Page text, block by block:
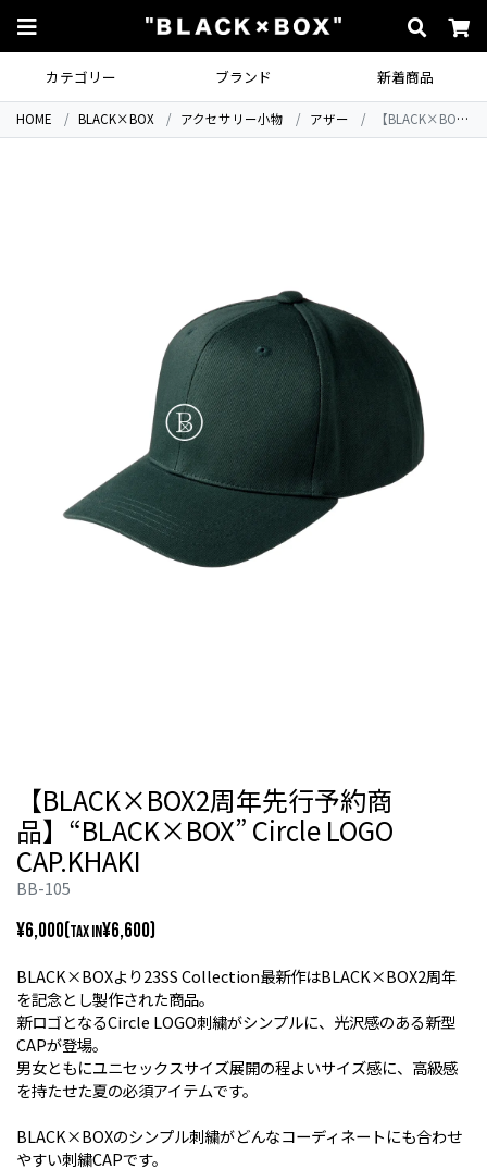
カテゴリー ブランド 新着商品
HOME BLACK×BOX アクセサリー小物 アザー 【BLACK×BOX2周年先行予約商品】“BLACK×BOX” Circle LOGO CAP.KHAKI
【BLACK×BOX2周年先行予約商
品】“BLACK×BOX” Circle LOGO
CAP.KHAKI
BB-105
¥6,000(TAX IN¥6,600)
BLACK×BOXより23SS Collection最新作はBLACK×BOX2周年
を記念とし製作された商品。
新ロゴとなるCircle LOGO刺繍がシンプルに、光沢感のある新型
CAPが登場。
男女ともにユニセックスサイズ展開の程よいサイズ感に、高級感
を持たせた夏の必須アイテムです。
BLACK×BOXのシンプル刺繍がどんなコーディネートにも合わせ
やすい刺繍CAPです。